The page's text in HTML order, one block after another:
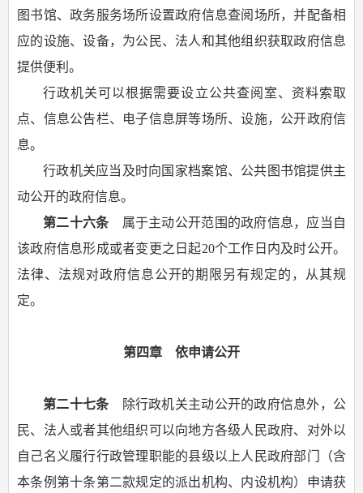
图书馆、政务服务场所设置政府信息查阅场所，并配备相
应的设施、设备，为公民、法人和其他组织获取政府信息
提供便利。
行政机关可以根据需要设立公共查阅室、资料索取
点、信息公告栏、电子信息屏等场所、设施，公开政府信
息。
行政机关应当及时向国家档案馆、公共图书馆提供主
动公开的政府信息。
第二十六条属于主动公开范围的政府信息，应当自
该政府信息形成或者变更之日起20个工作日内及时公开。
法律、法规对政府信息公开的期限另有规定的，从其规
定。
第四章 依申请公开
第二十七条除行政机关主动公开的政府信息外，公
民、法人或者其他组织可以向地方各级人民政府、对外以
自己名义履行行政管理职能的县级以上人民政府部门（含
本条例第十条第二款规定的派出机构、内设机构）申请获